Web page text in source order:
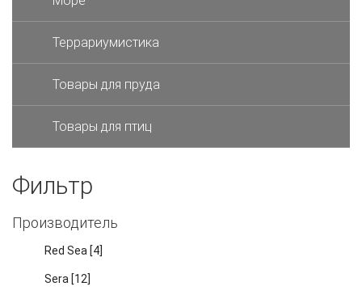
Террариумистика
Товары для пруда
Товары для птиц
Фильтр
Производитель
Red Sea [4]
Sera [12]